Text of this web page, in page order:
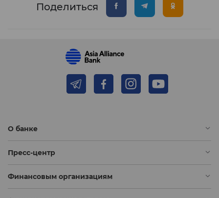
Поделиться
О банке
Пресс-центр
Финансовым организациям